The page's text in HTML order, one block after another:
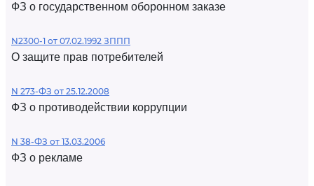
ФЗ о государственном оборонном заказе
N2300-1 от 07.02.1992 ЗППП
О защите прав потребителей
N 273-ФЗ от 25.12.2008
ФЗ о противодействии коррупции
N 38-ФЗ от 13.03.2006
ФЗ о рекламе